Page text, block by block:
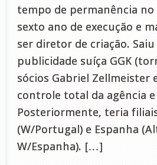
tempo de permanência
sexto ano de execução e
ser diretor de criação.
publicidade suíça GGK
sócios Gabriel Zellmeister
controle total da agência
Posteriormente, teria
(W/Portugal) e Espanha
W/Espanha). […]